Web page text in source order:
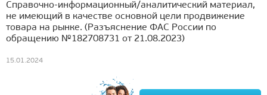
Справочно-информационный/аналитический материал,
не имеющий в качестве основной цели продвижение
товара на рынке. (Разъяснение ФАС России по
обращению №182708731 от 21.08.2023)
15.01.2024